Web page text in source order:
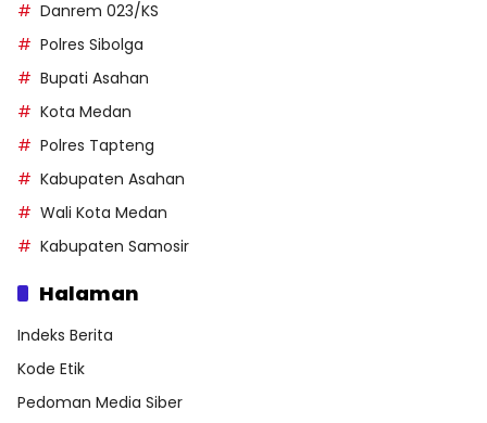
Danrem 023/KS
Polres Sibolga
Bupati Asahan
Kota Medan
Polres Tapteng
Kabupaten Asahan
Wali Kota Medan
Kabupaten Samosir
Halaman
Indeks Berita
Kode Etik
Pedoman Media Siber